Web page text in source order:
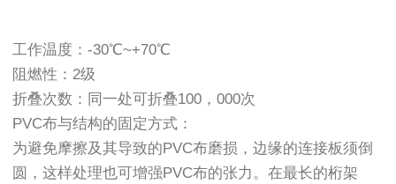
工作温度：-30℃~+70℃
阻燃性：2级
折叠次数：同一处可折叠100，000次
PVC布与结构的固定方式：
为避免摩擦及其导致的PVC布磨损，边缘的连接板须倒
圆，这样处理也可增强PVC布的张力。在最长的桁架